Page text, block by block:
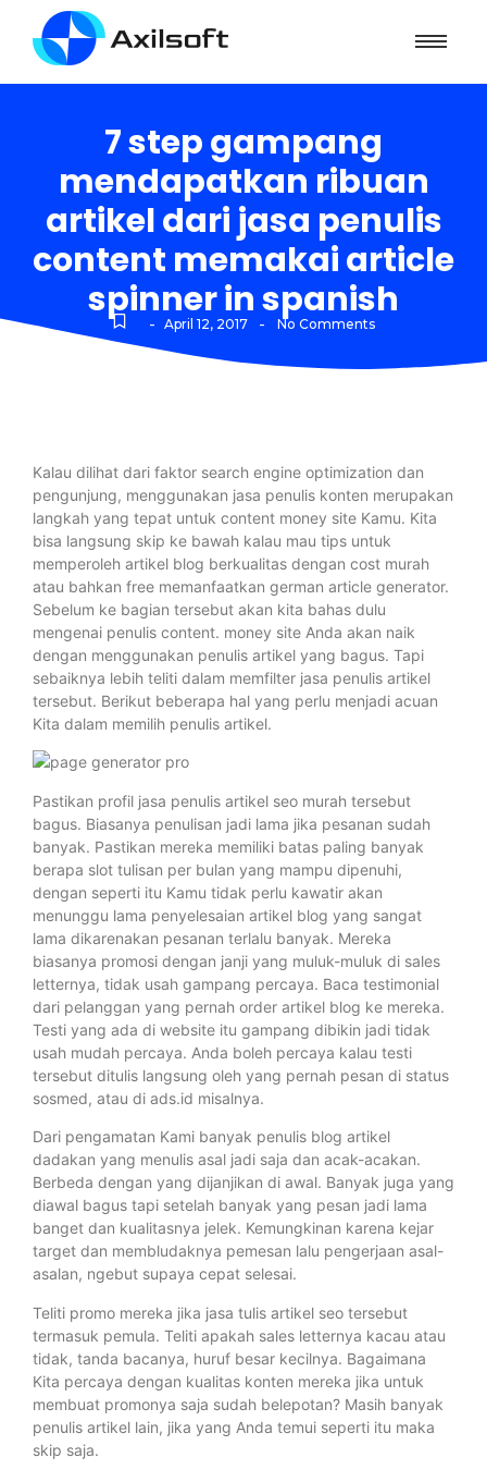
7 step gampang
mendapatkan ribuan
artikel dari jasa penulis
content memakai article
spinner in spanish
- April 12, 2017 - No Comments
Kalau dilihat dari faktor search engine optimization dan
pengunjung, menggunakan jasa penulis konten merupakan
langkah yang tepat untuk content money site Kamu. Kita
bisa langsung skip ke bawah kalau mau tips untuk
memperoleh artikel blog berkualitas dengan cost murah
atau bahkan free memanfaatkan german article generator.
Sebelum ke bagian tersebut akan kita bahas dulu
mengenai penulis content. money site Anda akan naik
dengan menggunakan penulis artikel yang bagus. Tapi
sebaiknya lebih teliti dalam memfilter jasa penulis artikel
tersebut. Berikut beberapa hal yang perlu menjadi acuan
Kita dalam memilih penulis artikel.
Pastikan profil jasa penulis artikel seo murah tersebut
bagus. Biasanya penulisan jadi lama jika pesanan sudah
banyak. Pastikan mereka memiliki batas paling banyak
berapa slot tulisan per bulan yang mampu dipenuhi,
dengan seperti itu Kamu tidak perlu kawatir akan
menunggu lama penyelesaian artikel blog yang sangat
lama dikarenakan pesanan terlalu banyak. Mereka
biasanya promosi dengan janji yang muluk-muluk di sales
letternya, tidak usah gampang percaya. Baca testimonial
dari pelanggan yang pernah order artikel blog ke mereka.
Testi yang ada di website itu gampang dibikin jadi tidak
usah mudah percaya. Anda boleh percaya kalau testi
tersebut ditulis langsung oleh yang pernah pesan di status
sosmed, atau di ads.id misalnya.
Dari pengamatan Kami banyak penulis blog artikel
dadakan yang menulis asal jadi saja dan acak-acakan.
Berbeda dengan yang dijanjikan di awal. Banyak juga yang
diawal bagus tapi setelah banyak yang pesan jadi lama
banget dan kualitasnya jelek. Kemungkinan karena kejar
target dan membludaknya pemesan lalu pengerjaan asal-
asalan, ngebut supaya cepat selesai.
Teliti promo mereka jika jasa tulis artikel seo tersebut
termasuk pemula. Teliti apakah sales letternya kacau atau
tidak, tanda bacanya, huruf besar kecilnya. Bagaimana
Kita percaya dengan kualitas konten mereka jika untuk
membuat promonya saja sudah belepotan? Masih banyak
penulis artikel lain, jika yang Anda temui seperti itu maka
skip saja.